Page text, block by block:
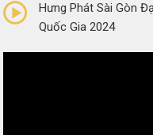
Hưng Phát Sài Gòn
Quốc Gia 2024